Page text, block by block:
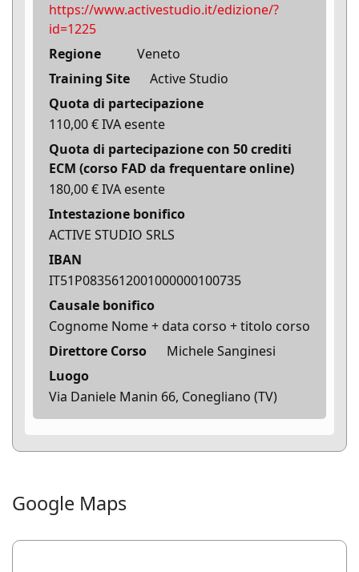
https://www.activestudio.it/edizione/?
id=1225
Regione
Veneto
Training Site
Active Studio
Quota di partecipazione
110,00 € IVA esente
Quota di partecipazione con 50 crediti
ECM (corso FAD da frequentare online)
180,00 € IVA esente
Intestazione bonifico
ACTIVE STUDIO SRLS
IBAN
IT51P0835612001000000100735
Causale bonifico
Cognome Nome + data corso + titolo corso
Direttore Corso
Michele Sanginesi
Luogo
Via Daniele Manin 66, Conegliano (TV)
Google Maps